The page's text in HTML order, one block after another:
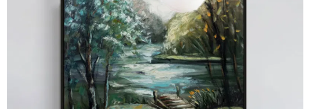
Cách chọn tranh phòng ngủ để mỗi ngày bắt đầu nhẹ
nhàng hơn
Chọn tranh phòng khách từ góc nhìn Home Stylist
Phong cách nội thất